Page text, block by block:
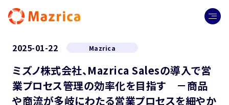
2025-01-22 Mazrica
ミズノ株式会社、Mazrica Salesの導入で営
業プロセス管理の効率化を目指す －商品
や商流が多岐にわたる営業プロセスを細やか